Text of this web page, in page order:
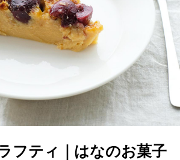
フティ｜はなのお菓子